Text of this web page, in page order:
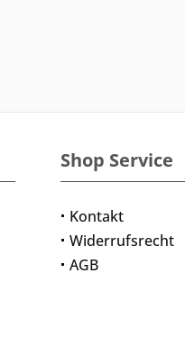
Shop Service
Kontakt
Widerrufsrecht
AGB